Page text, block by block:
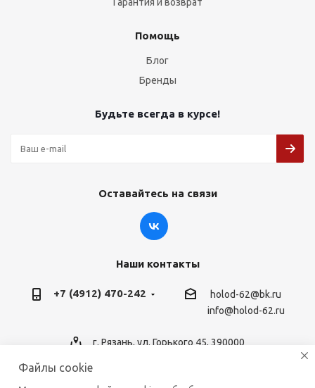
Помощь
Блог
Бренды
Будьте всегда в курсе!
Оставайтесь на связи
Наши контакты
+7 (4912) 470-242
holod-62@bk.ru
info@holod-62.ru
г. Рязань, ул. Горького 45, 390000
Файлы cookie